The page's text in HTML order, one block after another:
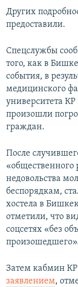
Других
предоставили.
Спецслужбы
того, как в
события, в
медицинского
университета
произошли
граждан.
После
«общественного
недовольства
беспорядкам,
хостела в
отметили, что
соцсетях «без
Затем кабмин
заявлением,